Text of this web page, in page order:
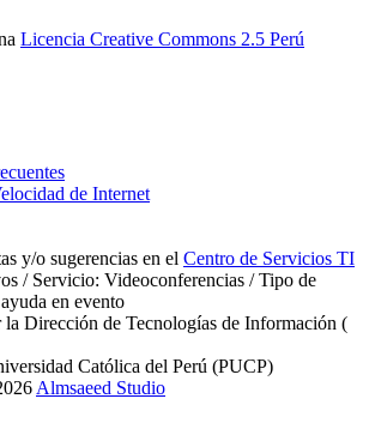
retos de la diversidad global: "la
Mundial de Estilos de Aprendizaje |
El mentoring como estrategia de gestión
dentro y fuera de las organizaciones
Estilos de Aprendizaje y atención a
Mundial de Estilos de Aprendizaje |
La tecnología y atención a la
Mundial de Estilos de Aprendizaje |
de conclusiones y acto de clausura
Licencia Creative Commons 2.5 Perú
de Internet
y/o sugerencias en el Centro de Servicios TI
/ Servicio: Videoconferencias / Tipo de
en evento
Dirección de Tecnologías de Información (
Católica del Perú (PUCP)
Almsaeed Studio